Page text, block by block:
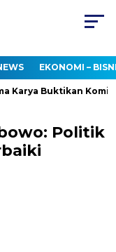
EKONOMI –
Buktikan
Politik